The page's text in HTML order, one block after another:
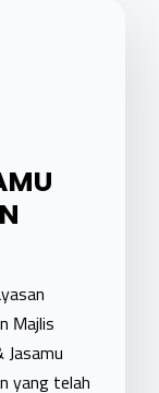
Majlis
Jasamu
yang telah